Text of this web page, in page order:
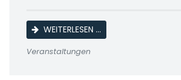
WEITERLESEN …
Veranstaltungen